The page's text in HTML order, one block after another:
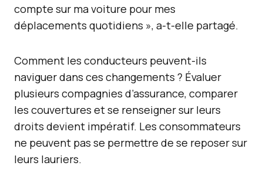
compte sur ma voiture pour mes
déplacements quotidiens », a-t-elle partagé.
Comment les conducteurs peuvent-ils
naviguer dans ces changements ? Évaluer
plusieurs compagnies d’assurance, comparer
les couvertures et se renseigner sur leurs
droits devient impératif. Les consommateurs
ne peuvent pas se permettre de se reposer sur
leurs lauriers.